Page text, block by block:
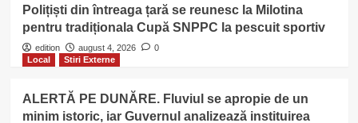
Polițiști din întreaga țară se reunesc la Milotina
pentru tradiționala Cupă SNPPC la pescuit sportiv
edition august 4, 2026
0
Local
Stiri Externe
ALERTĂ PE DUNĂRE. Fluviul se apropie de un
minim istoric, iar Guvernul analizează instituirea